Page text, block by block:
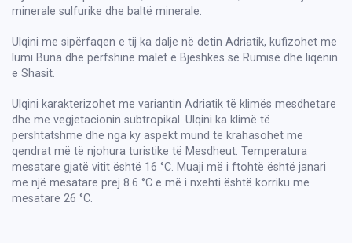
minerale sulfurike dhe baltë minerale.
Ulqini me sipërfaqen e tij ka dalje në detin Adriatik, kufizohet me
lumi Buna dhe përfshinë malet e Bjeshkës së Rumisë dhe liqenin
e Shasit.
Ulqini karakterizohet me variantin Adriatik të klimës mesdhetare
dhe me vegjetacionin subtropikal. Ulqini ka klimë të
përshtatshme dhe nga ky aspekt mund të krahasohet me
qendrat më të njohura turistike të Mesdheut. Temperatura
mesatare gjatë vitit është 16 °C. Muaji më i ftohtë është janari
me një mesatare prej 8.6 °C e më i nxehti është korriku me
mesatare 26 °C.